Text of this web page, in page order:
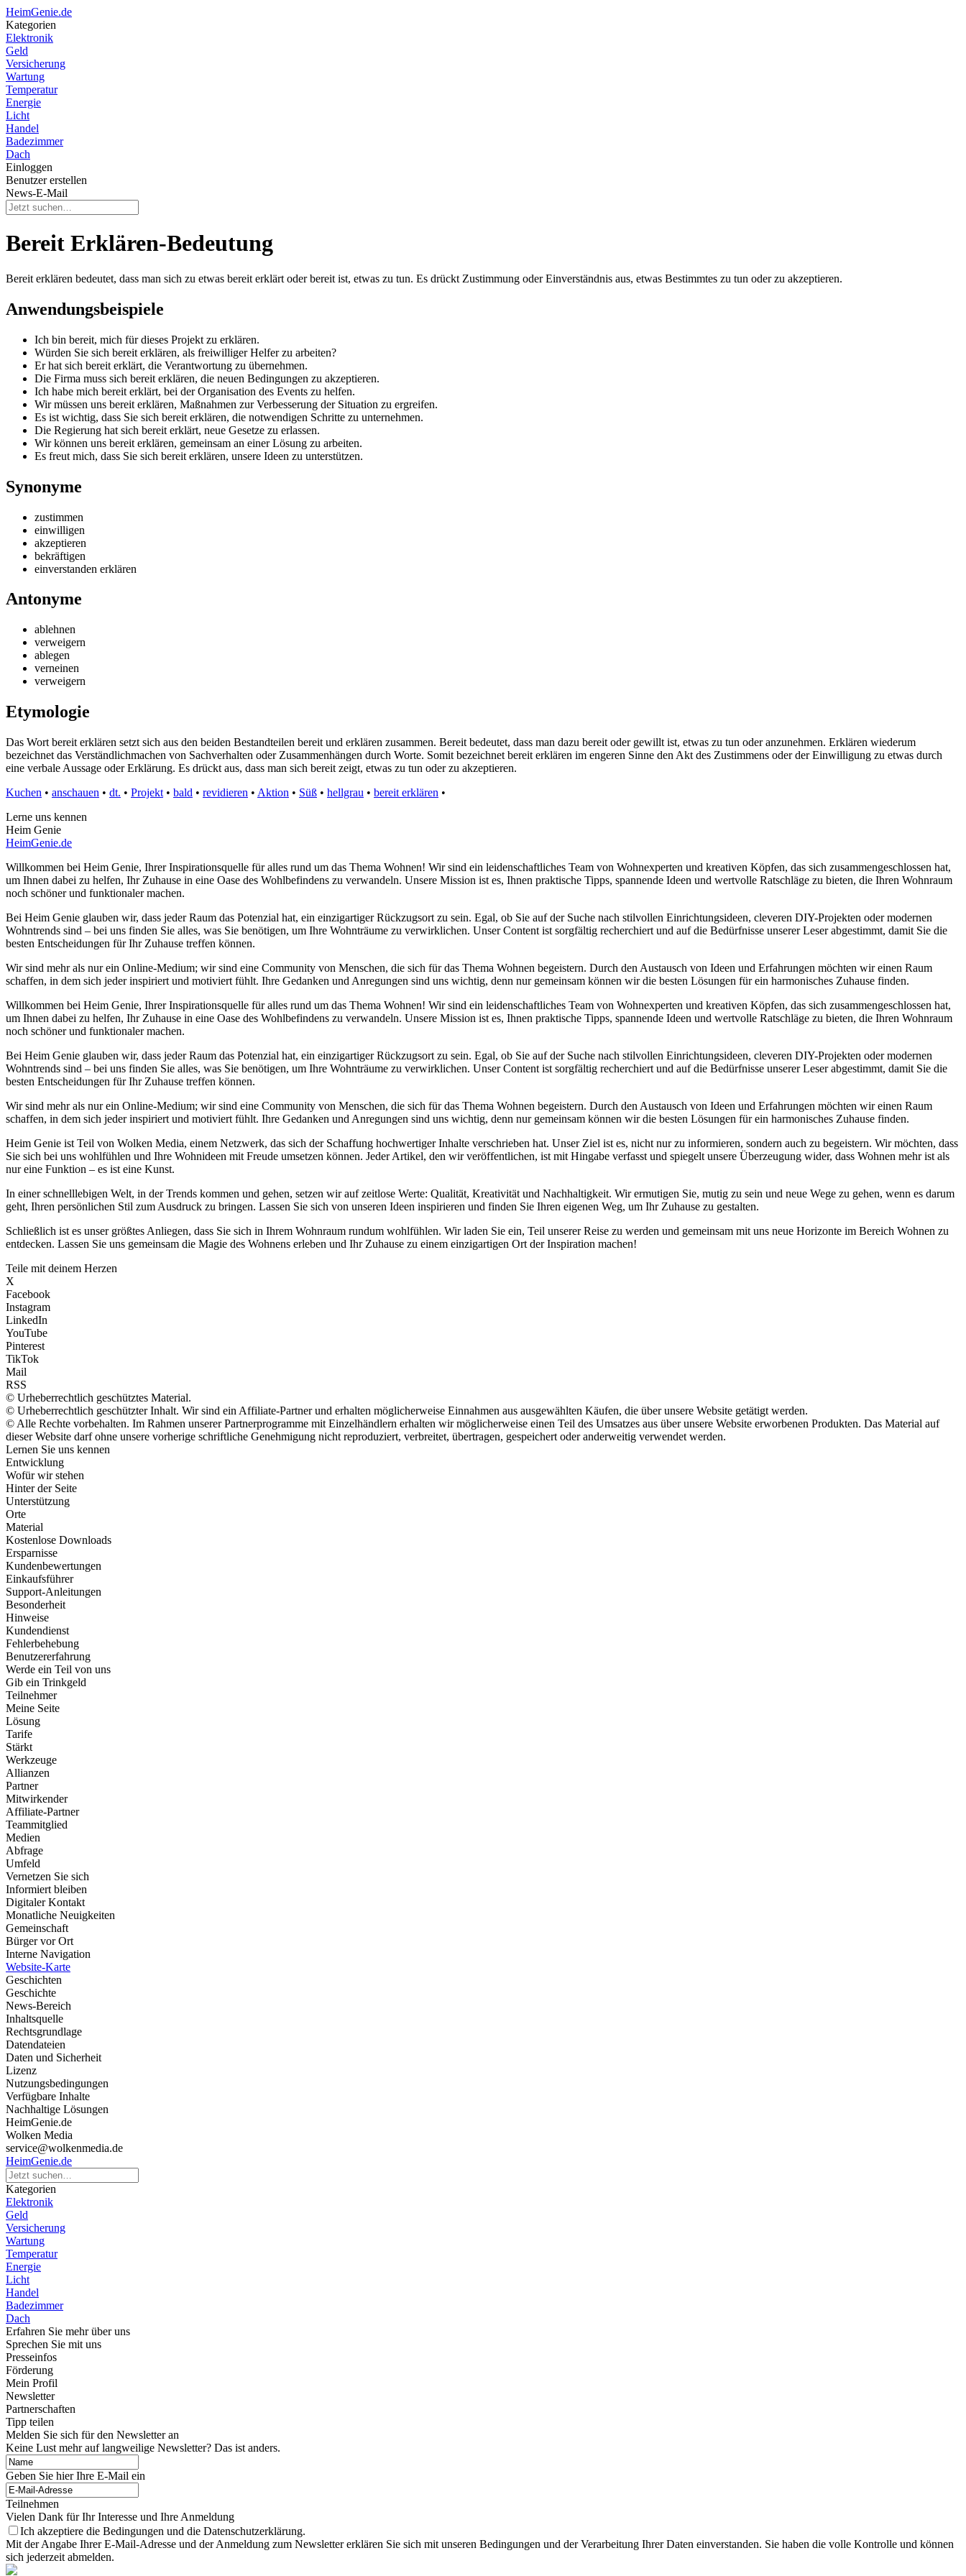
HeimGenie.de
Kategorien
Elektronik
Geld
Versicherung
Wartung
Temperatur
Energie
Licht
Handel
Badezimmer
Dach
Einloggen
Benutzer erstellen
News-E-Mail
Bereit Erklären-Bedeutung
Bereit erklären bedeutet, dass man sich zu etwas bereit erklärt oder bereit ist, etwas zu tun. Es drückt Zustimmung oder Einverständnis aus, etwas Bestimmtes zu tun oder zu akzeptieren.
Anwendungsbeispiele
Ich bin bereit, mich für dieses Projekt zu erklären.
Würden Sie sich bereit erklären, als freiwilliger Helfer zu arbeiten?
Er hat sich bereit erklärt, die Verantwortung zu übernehmen.
Die Firma muss sich bereit erklären, die neuen Bedingungen zu akzeptieren.
Ich habe mich bereit erklärt, bei der Organisation des Events zu helfen.
Wir müssen uns bereit erklären, Maßnahmen zur Verbesserung der Situation zu ergreifen.
Es ist wichtig, dass Sie sich bereit erklären, die notwendigen Schritte zu unternehmen.
Die Regierung hat sich bereit erklärt, neue Gesetze zu erlassen.
Wir können uns bereit erklären, gemeinsam an einer Lösung zu arbeiten.
Es freut mich, dass Sie sich bereit erklären, unsere Ideen zu unterstützen.
Synonyme
zustimmen
einwilligen
akzeptieren
bekräftigen
einverstanden erklären
Antonyme
ablehnen
verweigern
ablegen
verneinen
verweigern
Etymologie
Das Wort bereit erklären setzt sich aus den beiden Bestandteilen bereit und erklären zusammen. Bereit bedeutet, dass man dazu bereit oder gewillt ist, etwas zu tun oder anzunehmen. Erklären wiederum
bezeichnet das Verständlichmachen von Sachverhalten oder Zusammenhängen durch Worte. Somit bezeichnet bereit erklären im engeren Sinne den Akt des Zustimmens oder der Einwilligung zu etwas durch
eine verbale Aussage oder Erklärung. Es drückt aus, dass man sich bereit zeigt, etwas zu tun oder zu akzeptieren.
Kuchen • anschauen • dt. • Projekt • bald • revidieren • Aktion • Süß • hellgrau • bereit erklären •
Lerne uns kennen
Heim Genie
HeimGenie.de
Willkommen bei Heim Genie, Ihrer Inspirationsquelle für alles rund um das Thema Wohnen! Wir sind ein leidenschaftliches Team von Wohnexperten und kreativen Köpfen, das sich zusammengeschlossen hat,
um Ihnen dabei zu helfen, Ihr Zuhause in eine Oase des Wohlbefindens zu verwandeln. Unsere Mission ist es, Ihnen praktische Tipps, spannende Ideen und wertvolle Ratschläge zu bieten, die Ihren Wohnraum
noch schöner und funktionaler machen.
Bei Heim Genie glauben wir, dass jeder Raum das Potenzial hat, ein einzigartiger Rückzugsort zu sein. Egal, ob Sie auf der Suche nach stilvollen Einrichtungsideen, cleveren DIY-Projekten oder modernen
Wohntrends sind – bei uns finden Sie alles, was Sie benötigen, um Ihre Wohnträume zu verwirklichen. Unser Content ist sorgfältig recherchiert und auf die Bedürfnisse unserer Leser abgestimmt, damit Sie die
besten Entscheidungen für Ihr Zuhause treffen können.
Wir sind mehr als nur ein Online-Medium; wir sind eine Community von Menschen, die sich für das Thema Wohnen begeistern. Durch den Austausch von Ideen und Erfahrungen möchten wir einen Raum
schaffen, in dem sich jeder inspiriert und motiviert fühlt. Ihre Gedanken und Anregungen sind uns wichtig, denn nur gemeinsam können wir die besten Lösungen für ein harmonisches Zuhause finden.
Willkommen bei Heim Genie, Ihrer Inspirationsquelle für alles rund um das Thema Wohnen! Wir sind ein leidenschaftliches Team von Wohnexperten und kreativen Köpfen, das sich zusammengeschlossen hat,
um Ihnen dabei zu helfen, Ihr Zuhause in eine Oase des Wohlbefindens zu verwandeln. Unsere Mission ist es, Ihnen praktische Tipps, spannende Ideen und wertvolle Ratschläge zu bieten, die Ihren Wohnraum
noch schöner und funktionaler machen.
Bei Heim Genie glauben wir, dass jeder Raum das Potenzial hat, ein einzigartiger Rückzugsort zu sein. Egal, ob Sie auf der Suche nach stilvollen Einrichtungsideen, cleveren DIY-Projekten oder modernen
Wohntrends sind – bei uns finden Sie alles, was Sie benötigen, um Ihre Wohnträume zu verwirklichen. Unser Content ist sorgfältig recherchiert und auf die Bedürfnisse unserer Leser abgestimmt, damit Sie die
besten Entscheidungen für Ihr Zuhause treffen können.
Wir sind mehr als nur ein Online-Medium; wir sind eine Community von Menschen, die sich für das Thema Wohnen begeistern. Durch den Austausch von Ideen und Erfahrungen möchten wir einen Raum
schaffen, in dem sich jeder inspiriert und motiviert fühlt. Ihre Gedanken und Anregungen sind uns wichtig, denn nur gemeinsam können wir die besten Lösungen für ein harmonisches Zuhause finden.
Heim Genie ist Teil von Wolken Media, einem Netzwerk, das sich der Schaffung hochwertiger Inhalte verschrieben hat. Unser Ziel ist es, nicht nur zu informieren, sondern auch zu begeistern. Wir möchten, dass
Sie sich bei uns wohlfühlen und Ihre Wohnideen mit Freude umsetzen können. Jeder Artikel, den wir veröffentlichen, ist mit Hingabe verfasst und spiegelt unsere Überzeugung wider, dass Wohnen mehr ist als
nur eine Funktion – es ist eine Kunst.
In einer schnelllebigen Welt, in der Trends kommen und gehen, setzen wir auf zeitlose Werte: Qualität, Kreativität und Nachhaltigkeit. Wir ermutigen Sie, mutig zu sein und neue Wege zu gehen, wenn es darum
geht, Ihren persönlichen Stil zum Ausdruck zu bringen. Lassen Sie sich von unseren Ideen inspirieren und finden Sie Ihren eigenen Weg, um Ihr Zuhause zu gestalten.
Schließlich ist es unser größtes Anliegen, dass Sie sich in Ihrem Wohnraum rundum wohlfühlen. Wir laden Sie ein, Teil unserer Reise zu werden und gemeinsam mit uns neue Horizonte im Bereich Wohnen zu
entdecken. Lassen Sie uns gemeinsam die Magie des Wohnens erleben und Ihr Zuhause zu einem einzigartigen Ort der Inspiration machen!
Teile mit deinem Herzen
X
Facebook
Instagram
LinkedIn
YouTube
Pinterest
TikTok
Mail
RSS
© Urheberrechtlich geschütztes Material.
© Urheberrechtlich geschützter Inhalt. Wir sind ein Affiliate-Partner und erhalten möglicherweise Einnahmen aus ausgewählten Käufen, die über unsere Website getätigt werden.
© Alle Rechte vorbehalten. Im Rahmen unserer Partnerprogramme mit Einzelhändlern erhalten wir möglicherweise einen Teil des Umsatzes aus über unsere Website erworbenen Produkten. Das Material auf
dieser Website darf ohne unsere vorherige schriftliche Genehmigung nicht reproduziert, verbreitet, übertragen, gespeichert oder anderweitig verwendet werden.
Lernen Sie uns kennen
Entwicklung
Wofür wir stehen
Hinter der Seite
Unterstützung
Orte
Material
Kostenlose Downloads
Ersparnisse
Kundenbewertungen
Einkaufsführer
Support-Anleitungen
Besonderheit
Hinweise
Kundendienst
Fehlerbehebung
Benutzererfahrung
Werde ein Teil von uns
Gib ein Trinkgeld
Teilnehmer
Meine Seite
Lösung
Tarife
Stärkt
Werkzeuge
Allianzen
Partner
Mitwirkender
Affiliate-Partner
Teammitglied
Medien
Abfrage
Umfeld
Vernetzen Sie sich
Informiert bleiben
Digitaler Kontakt
Monatliche Neuigkeiten
Gemeinschaft
Bürger vor Ort
Interne Navigation
Website-Karte
Geschichten
Geschichte
News-Bereich
Inhaltsquelle
Rechtsgrundlage
Datendateien
Daten und Sicherheit
Lizenz
Nutzungsbedingungen
Verfügbare Inhalte
Nachhaltige Lösungen
HeimGenie.de
Wolken Media
service@wolkenmedia.de
HeimGenie.de
Kategorien
Elektronik
Geld
Versicherung
Wartung
Temperatur
Energie
Licht
Handel
Badezimmer
Dach
Erfahren Sie mehr über uns
Sprechen Sie mit uns
Presseinfos
Förderung
Mein Profil
Newsletter
Partnerschaften
Tipp teilen
Melden Sie sich für den Newsletter an
Keine Lust mehr auf langweilige Newsletter? Das ist anders.
Geben Sie hier Ihre E-Mail ein
Teilnehmen
Vielen Dank für Ihr Interesse und Ihre Anmeldung
Ich akzeptiere die Bedingungen und die Datenschutzerklärung.
Mit der Angabe Ihrer E-Mail-Adresse und der Anmeldung zum Newsletter erklären Sie sich mit unseren Bedingungen und der Verarbeitung Ihrer Daten einverstanden. Sie haben die volle Kontrolle und können
sich jederzeit abmelden.